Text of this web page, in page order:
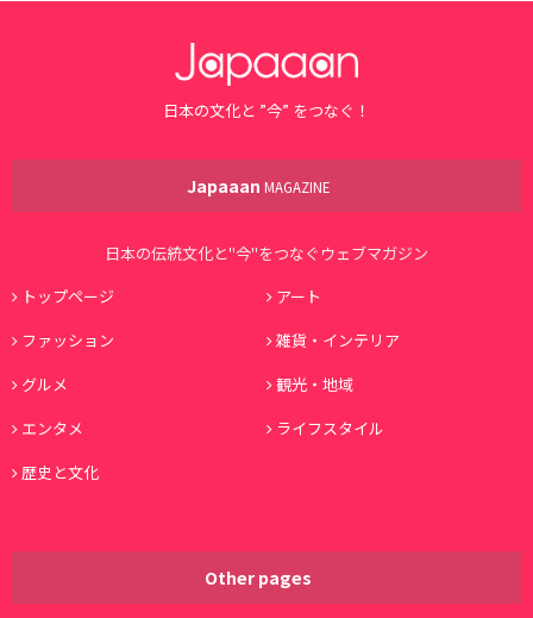
日本の文化と ”今” をつなぐ！
Japaaan MAGAZINE
日本の伝統文化と"今"をつなぐウェブマガジン
トップページ
アート
ファッション
雑貨・インテリア
グルメ
観光・地域
エンタメ
ライフスタイル
歴史と文化
Other pages